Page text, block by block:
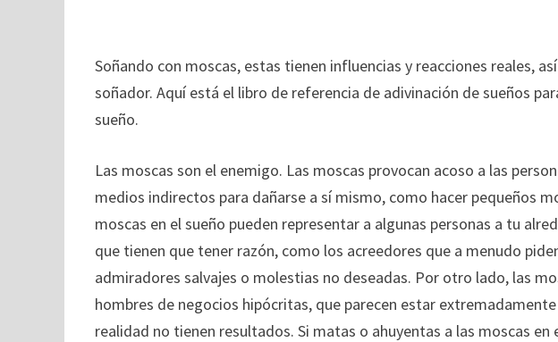
Soñando con moscas, estas tienen influencias y reacciones reales,
soñador. Aquí está el libro de referencia de adivinación de sueños
sueño.
Las moscas son el enemigo. Las moscas provocan acoso a las
medios indirectos para dañarse a sí mismo, como hacer pequeños
moscas en el sueño pueden representar a algunas personas a tu
que tienen que tener razón, como los acreedores que a menudo
admiradores salvajes o molestias no deseadas. Por otro lado, las
hombres de negocios hipócritas, que parecen estar
realidad no tienen resultados. Si matas o ahuyentas a las moscas